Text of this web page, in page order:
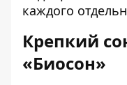
каждого
Крепкий
«Биосон»